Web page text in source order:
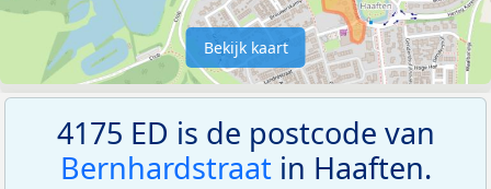
Bekijk kaart
4175 ED is de postcode van
Bernhardstraatin Haaften.